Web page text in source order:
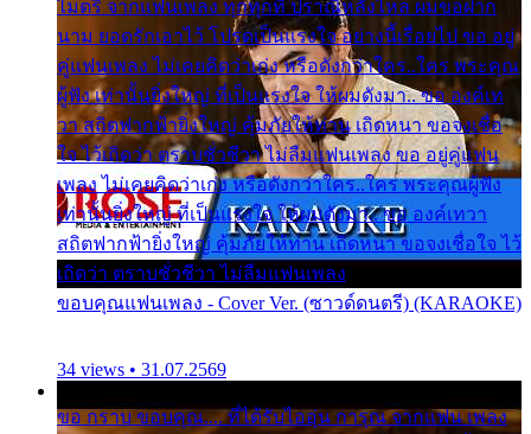
ไมตรี จากแฟนเพลง ทุกทุกที่ ปราณีหลั่งไหล ผมขอฝาก
นาม ยอดรักเอาไว้ โปรดเป็นแรงใจ อย่างนี้เรื่อยไป ขอ อยู่
คู่แฟนเพลง ไม่เคยคิดว่าเก่ง หรือดังกว่าใคร..ใคร พระคุณ
ผู้ฟัง เท่านั้นยิ่งใหญ่ ที่เป็นแรงใจ ให้ผมดังมา.. ขอ องค์เท
วา สถิตฟากฟ้ายิ่งใหญ่ คุ้มภัยให้ท่าน เถิดหนา ขอจงเชื่อ
ใจ ไว้เถิดว่า ตราบชั่วชีวา ไม่ลืมแฟนเพลง ขอ อยู่คู่แฟน
เพลง ไม่เคยคิดว่าเก่ง หรือดังกว่าใคร..ใคร พระคุณผู้ฟัง
เท่านั้นยิ่งใหญ่ ที่เป็นแรงใจ ให้ผมดังมา.. ขอ องค์เทวา
สถิตฟากฟ้ายิ่งใหญ่ คุ้มภัยให้ท่าน เถิดหนา ขอจงเชื่อใจ ไว้
เถิดว่า ตราบชั่วชีวา ไม่ลืมแฟนเพลง
ขอบคุณแฟนเพลง - Cover Ver. (ซาวด์ดนตรี) (KARAOKE)
34 views • 31.07.2569
ขอ กราบ ขอบคุณ.... ที่ได้รับไออุ่น การุณ จากแฟน เพลง